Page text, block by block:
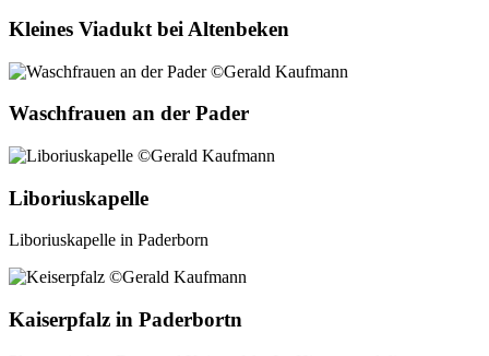
Kleines Viadukt bei Altenbeken
Waschfrauen an der Pader
Liboriuskapelle
Liboriuskapelle in Paderborn
Kaiserpfalz in Paderbortn